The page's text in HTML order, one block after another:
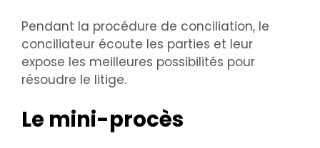
Pendant la procédure de conciliation, le
conciliateur écoute les parties et leur
expose les meilleures possibilités pour
résoudre le litige.
Le mini-procès